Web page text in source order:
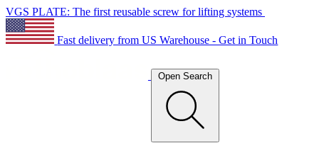
VGS PLATE: The first reusable screw for lifting systems
Fast delivery from US Warehouse - Get in Touch
Open Search